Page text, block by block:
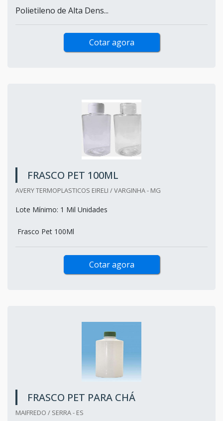
Polietileno de Alta Dens...
Cotar agora
FRASCO PET 100ML
AVERY TERMOPLASTICOS EIRELI / VARGINHA - MG
Lote Mínimo: 1 Mil Unidades
Frasco Pet 100Ml
Cotar agora
FRASCO PET PARA CHÁ
MAIFREDO / SERRA - ES